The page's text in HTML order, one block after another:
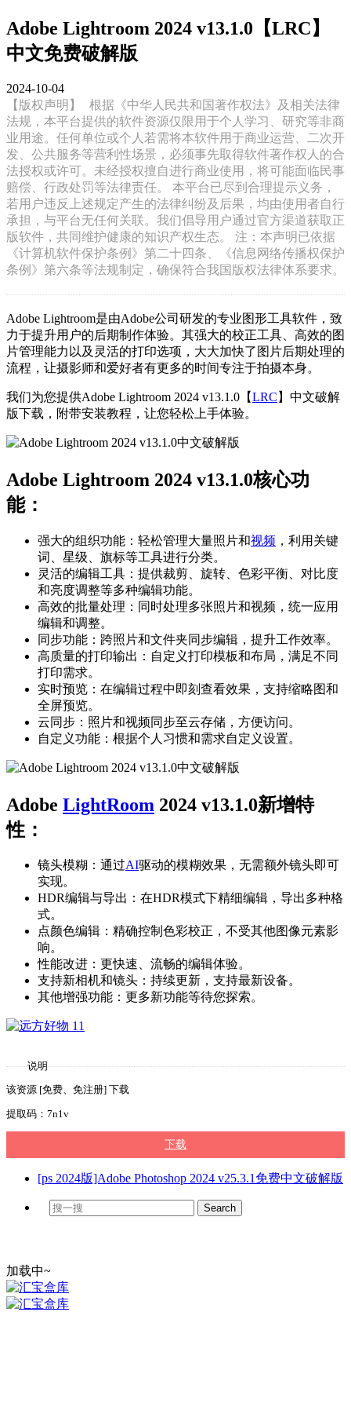
Adobe Lightroom 2024 v13.1.0【LRC】
中文免费破解版
2024-10-04
【版权声明】
根据《中华人民共和国著作权法》及相关法律
法规，本平台提供的软件资源仅限用于个人学习、研究等非商
业用途。任何单位或个人若需将本软件用于商业运营、二次开
发、公共服务等营利性场景，必须事先取得软件著作权人的合
法授权或许可。未经授权擅自进行商业使用，将可能面临民事
赔偿、行政处罚等法律责任。 本平台已尽到合理提示义务，
若用户违反上述规定产生的法律纠纷及后果，均由使用者自行
承担，与平台无任何关联。我们倡导用户通过官方渠道获取正
版软件，共同维护健康的知识产权生态。 注：本声明已依据
《计算机软件保护条例》第二十四条、《信息网络传播权保护
条例》第六条等法规制定，确保符合我国版权法律体系要求。
Adobe Lightroom是由Adobe公司研发的专业图形工具软件，致
力于提升用户的后期制作体验。其强大的校正工具、高效的图
片管理能力以及灵活的打印选项，大大加快了图片后期处理的
流程，让摄影师和爱好者有更多的时间专注于拍摄本身。
我们为您提供Adobe Lightroom 2024 v13.1.0【LRC 】中文破解
版下载，附带安装教程，让您轻松上手体验。
Adobe Lightroom 2024 v13.1.0核心功
能：
强大的组织功能：轻松管理大量照片和视频 ，利用关键
词、星级、旗标等工具进行分类。
灵活的编辑工具：提供裁剪、旋转、色彩平衡、对比度
和亮度调整等多种编辑功能。
高效的批量处理：同时处理多张照片和视频，统一应用
编辑和调整。
同步功能：跨照片和文件夹同步编辑，提升工作效率。
高质量的打印输出：自定义打印模板和布局，满足不同
打印需求。
实时预览：在编辑过程中即刻查看效果，支持缩略图和
全屏预览。
云同步：照片和视频同步至云存储，方便访问。
自定义功能：根据个人习惯和需求自定义设置。
Adobe LightRoom 2024 v13.1.0新增特
性：
镜头模糊：通过AI驱动的模糊效果，无需额外镜头即可
实现。
HDR编辑与导出：在HDR模式下精细编辑，导出多种格
式。
点颜色编辑：精确控制色彩校正，不受其他图像元素影
响。
性能改进：更快速、流畅的编辑体验。
支持新相机和镜头：持续更新，支持最新设备。
其他增强功能：更多新功能等待您探索。
说明
该资源 [免费、免注册] 下载
提取码：7n1v
下载
[ps 2024版]Adobe Photoshop 2024 v25.3.1免费中文破解版
加载中~